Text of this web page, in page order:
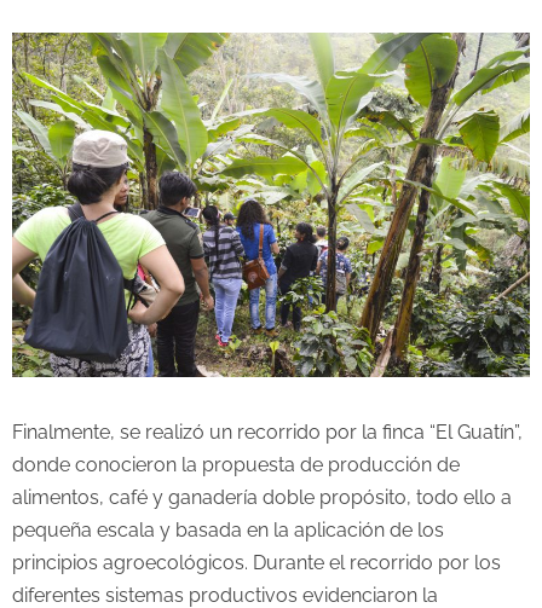
Finalmente, se realizó un recorrido por la finca “El Guatín”,
donde conocieron la propuesta de producción de
alimentos, café y ganadería doble propósito, todo ello a
pequeña escala y basada en la aplicación de los
principios agroecológicos. Durante el recorrido por los
diferentes sistemas productivos evidenciaron la